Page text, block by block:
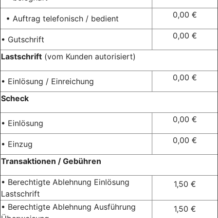
• Auftrag telefonisch / bedient 0,00 €
• Gutschrift 0,00 €
Lastschrift (vom Kunden autorisiert)
• Einlösung / Einreichung 0,00 €
Scheck
• Einlösung 0,00 €
• Einzug 0,00 €
Transaktionen / Gebühren
• Berechtigte Ablehnung Einlösung
Lastschrift
1,50 €
• Berechtigte Ablehnung Ausführung
1,50 €